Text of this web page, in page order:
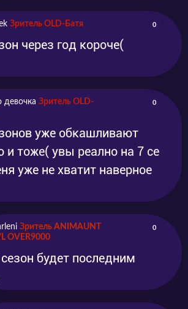
Зритель OLD-Батя 0
через год короче(
девочка Зритель OLD-
0
уже обкашливают
и тоже( увы реално на 7 се
уже не хватит наверное
Зритель ANIMAUNT
OVER9000
0
будет последним